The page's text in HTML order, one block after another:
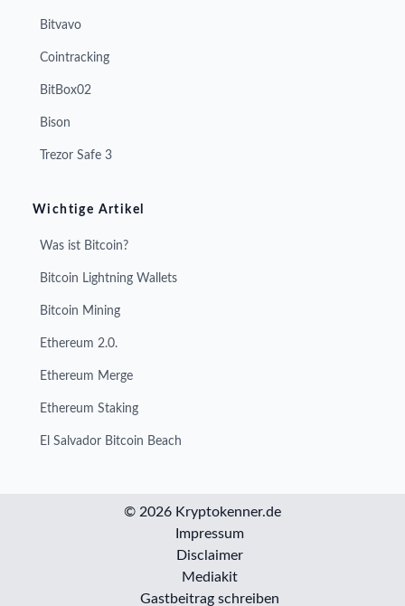
Bitvavo
Cointracking
BitBox02
Bison
Trezor Safe 3
Wichtige Artikel
Was ist Bitcoin?
Bitcoin Lightning Wallets
Bitcoin Mining
Ethereum 2.0.
Ethereum Merge
Ethereum Staking
El Salvador Bitcoin Beach
© 2026 Kryptokenner.de
Impressum
Disclaimer
Mediakit
Gastbeitrag schreiben